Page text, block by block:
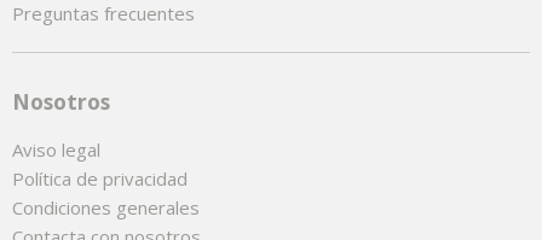
Preguntas frecuentes
Nosotros
Aviso legal
Política de privacidad
Condiciones generales